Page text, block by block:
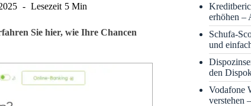
Lesezeit 5 Min
Sie hier, wie Ihre Chancen
erhöhen –
Schufa-
und
den
Vodafone
verstehen